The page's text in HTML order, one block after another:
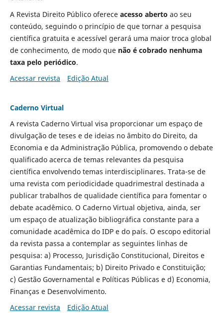
A Revista Direito Público oferece acesso aberto ao seu
conteúdo, seguindo o princípio de que tornar a pesquisa
científica gratuita e acessível gerará uma maior troca global
de conhecimento, de modo quenão é cobrado nenhuma
taxa pelo periódico.
Acessar revista
Edição Atual
Caderno Virtual
A revista Caderno Virtual visa proporcionar um espaço de
divulgação de teses e de ideias no âmbito do Direito, da
Economia e da Administração Pública, promovendo o debate
qualificado acerca de temas relevantes da pesquisa
científica envolvendo temas interdisciplinares. Trata-se de
uma revista com periodicidade quadrimestral destinada a
publicar trabalhos de qualidade científica para fomentar o
debate acadêmico. O Caderno Virtual objetiva, ainda, ser
um espaço de atualização bibliográfica constante para a
comunidade acadêmica do IDP e do país. O escopo editorial
da revista passa a contemplar as seguintes linhas de
pesquisa: a) Processo, Jurisdição Constitucional, Direitos e
Garantias Fundamentais; b) Direito Privado e Constituição;
c) Gestão Governamental e Políticas Públicas e d) Economia,
Finanças e Desenvolvimento.
Acessar revista
Edição Atual